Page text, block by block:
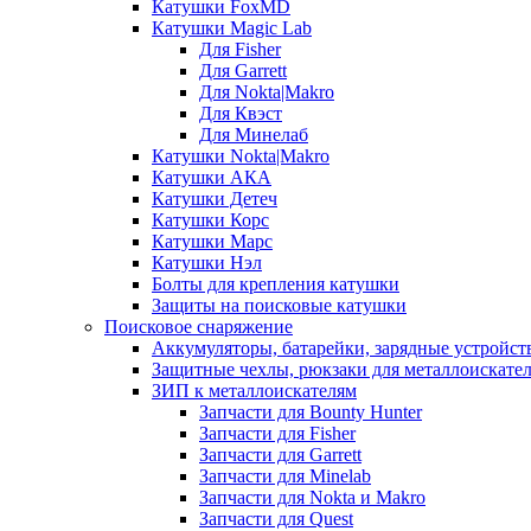
Катушки FoxMD
Катушки Magic Lab
Для Fisher
Для Garrett
Для Nokta|Makro
Для Квэст
Для Минелаб
Катушки Nokta|Makro
Катушки АКА
Катушки Детеч
Катушки Корс
Катушки Марс
Катушки Нэл
Болты для крепления катушки
Защиты на поисковые катушки
Поисковое снаряжение
Аккумуляторы, батарейки, зарядные
Защитные чехлы, рюкзаки для
ЗИП к металлоискателям
Запчасти для Bounty Hunter
Запчасти для Fisher
Запчасти для Garrett
Запчасти для Minelab
Запчасти для Nokta и Makro
Запчасти для Quest